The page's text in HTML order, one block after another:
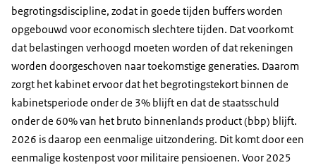
begrotingsdiscipline, zodat in goede tijden buffers worden
opgebouwd voor economisch slechtere tijden. Dat voorkomt
dat belastingen verhoogd moeten worden of dat rekeningen
worden doorgeschoven naar toekomstige generaties. Daarom
zorgt het kabinet ervoor dat het begrotingstekort binnen de
kabinetsperiode onder de 3% blijft en dat de staatsschuld
onder de 60% van het bruto binnenlands product (bbp) blijft.
2026 is daarop een eenmalige uitzondering. Dit komt door een
eenmalige kostenpost voor militaire pensioenen. Voor 2025